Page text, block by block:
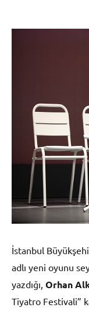
İstanbul
adlı yeni oyunu
yazdığı, Orhan
Tiyatro Festivali”